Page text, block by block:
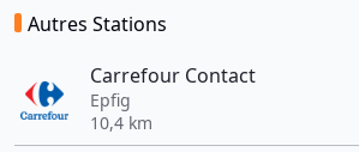
Autres Stations
Carrefour Contact
Epfig
10,4 km